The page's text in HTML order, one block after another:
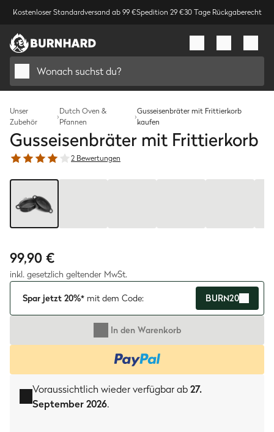
Kostenloser Standardversand ab 99 €Spedition 29 €30 Tage Rückgaberecht
Wonach suchst du?
Unser
Zubehör
›
Dutch Oven &
Pfannen
›
Gusseisenbräter mit Frittierkorb
kaufen
Gusseisenbräter mit Frittierkorb
2 Bewertungen
Bild
99,90 €
inkl. gesetzlich geltender MwSt.
Spar jetzt 20%* mit dem Code: BURN20
In den Warenkorb
Voraussichtlich wieder verfügbar ab27.
September 2026.